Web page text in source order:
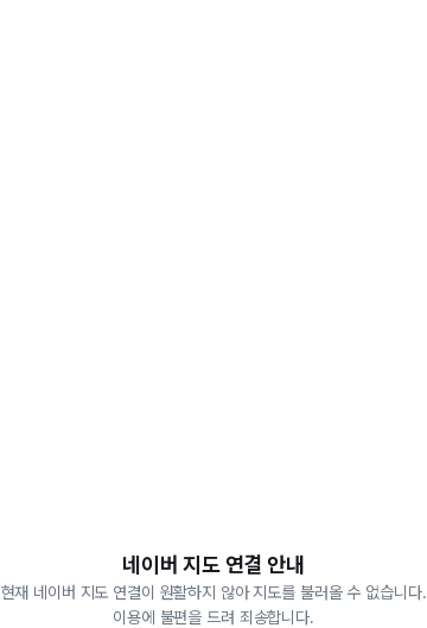
네이버 지도 연결 안내
현재 네이버 지도 연결이 원활하지 않아 지도를 불러올 수 없습니다.
이용에 불편을 드려 죄송합니다.